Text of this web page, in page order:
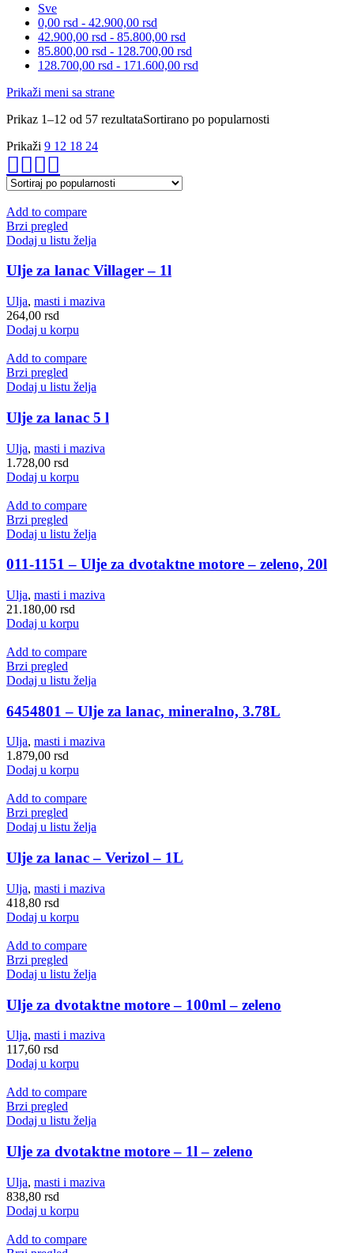
Sve
0,00 rsd - 42.900,00 rsd
42.900,00 rsd - 85.800,00 rsd
85.800,00 rsd - 128.700,00 rsd
128.700,00 rsd - 171.600,00 rsd
Prikaži meni sa strane
Prikaz 1–12 od 57 rezultataSortirano po popularnosti
Prikaži 9 12 18 24
Add to compare
Brzi pregled
Dodaj u listu želja
Ulje za lanac Villager – 1l
Ulja, masti i maziva
264,00 rsd
Dodaj u korpu
Add to compare
Brzi pregled
Dodaj u listu želja
Ulje za lanac 5 l
Ulja, masti i maziva
1.728,00 rsd
Dodaj u korpu
Add to compare
Brzi pregled
Dodaj u listu želja
011-1151 – Ulje za dvotaktne motore – zeleno, 20l
Ulja, masti i maziva
21.180,00 rsd
Dodaj u korpu
Add to compare
Brzi pregled
Dodaj u listu želja
6454801 – Ulje za lanac, mineralno, 3.78L
Ulja, masti i maziva
1.879,00 rsd
Dodaj u korpu
Add to compare
Brzi pregled
Dodaj u listu želja
Ulje za lanac – Verizol – 1L
Ulja, masti i maziva
418,80 rsd
Dodaj u korpu
Add to compare
Brzi pregled
Dodaj u listu želja
Ulje za dvotaktne motore – 100ml – zeleno
Ulja, masti i maziva
117,60 rsd
Dodaj u korpu
Add to compare
Brzi pregled
Dodaj u listu želja
Ulje za dvotaktne motore – 1l – zeleno
Ulja, masti i maziva
838,80 rsd
Dodaj u korpu
Add to compare